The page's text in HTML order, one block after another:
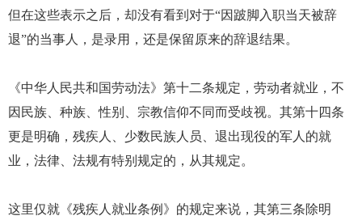
但在这些表示之后，却没有看到对于“因跛脚入职当天被辞
退”的当事人，是录用，还是保留原来的辞退结果。
《中华人民共和国劳动法》第十二条规定，劳动者就业，不
因民族、种族、性别、宗教信仰不同而受歧视。其第十四条
更是明确，残疾人、少数民族人员、退出现役的军人的就
业，法律、法规有特别规定的，从其规定。
这里仅就《残疾人就业条例》的规定来说，其第三条除明